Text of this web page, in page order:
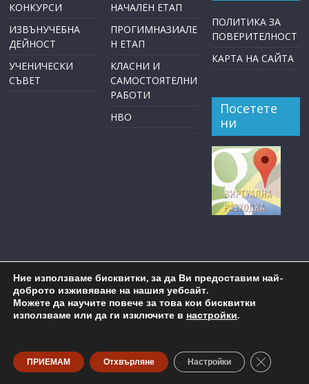
КОНКУРСИ
ИЗВЪНУЧЕБНА
ДЕЙНОСТ
УЧЕНИЧЕСКИ
СЪВЕТ
НАЧАЛЕН ЕТАП
ПРОГИМНАЗИАЛЕ
Н ЕТАП
КЛАСНИ И
САМОСТОЯТЕЛНИ
РАБОТИ
НВО
ПОЛИТИКА ЗА
ПОВЕРИТЕЛНОСТ
КАРТА НА САЙТА
Посетете
ни
Copyright © 2026ОУ "Пейо Крачолов Яворов" Бургас
Ние използваме бисквитки, за да Ви предоставим най-
доброто изживяване на нашия уебсайт.
Можете да научите повече за това кои бисквитки
използваме или да ги изключите в настройки.
ПРИЕМАМ Отхвърляне Настройки Close